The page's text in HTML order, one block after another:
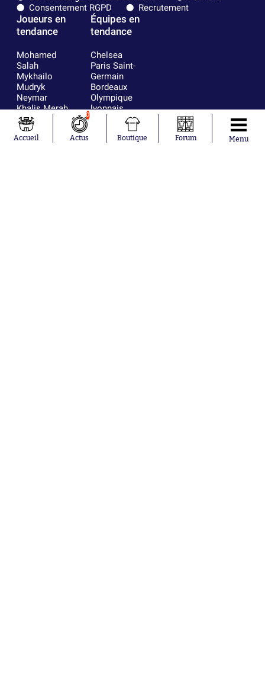
Consentement RGPD
Recrutement
Joueurs en
tendance
Mohamed
Salah
Mykhailo
Mudryk
Neymar
Khalis Merah
Loïs Openda
Moussa
Niakhaté
Équipes en
tendance
Chelsea
Paris Saint-
Germain
Bordeaux
Olympique
lyonnais
Real Madrid
RC Strasbourg
Accueil
0
Actus Boutique Forum Menu